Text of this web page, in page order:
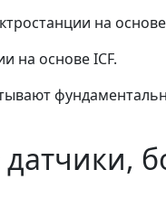
на основе
на основе ICF.